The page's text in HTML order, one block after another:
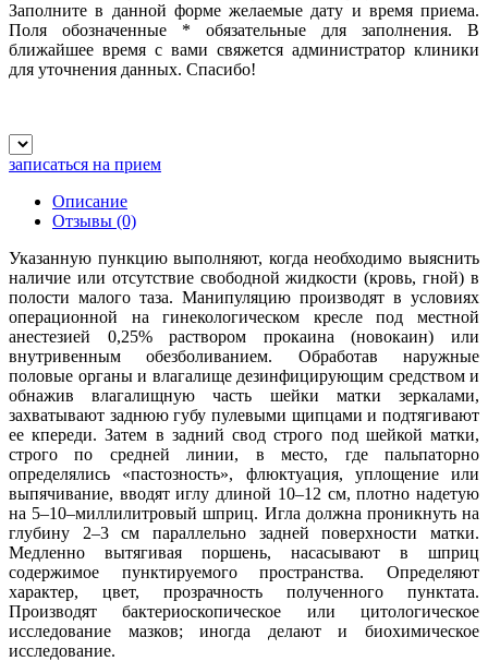
Заполните в данной форме желаемые дату и время приема.
Поля обозначенные * обязательные для заполнения. В
ближайшее время с вами свяжется администратор клиники
для уточнения данных. Спасибо!
записаться на прием
Описание
Отзывы (0)
Указанную пункцию выполняют, когда необходимо выяснить
наличие или отсутствие свободной жидкости (кровь, гной) в
полости малого таза. Манипуляцию производят в условиях
операционной на гинекологическом кресле под местной
анестезией 0,25% раствором прокаина (новокаин) или
внутривенным обезболиванием. Обработав наружные
половые органы и влагалище дезинфицирующим средством и
обнажив влагалищную часть шейки матки зеркалами,
захватывают заднюю губу пулевыми щипцами и подтягивают
ее кпереди. Затем в задний свод строго под шейкой матки,
строго по средней линии, в место, где пальпаторно
определялись «пастозность», флюктуация, уплощение или
выпячивание, вводят иглу длиной 10–12 см, плотно надетую
на 5–10–миллилитровый шприц. Игла должна проникнуть на
глубину 2–3 см параллельно задней поверхности матки.
Медленно вытягивая поршень, насасывают в шприц
содержимое пунктируемого пространства. Определяют
характер, цвет, прозрачность полученного пунктата.
Производят бактериоскопическое или цитологическое
исследование мазков; иногда делают и биохимическое
исследование.